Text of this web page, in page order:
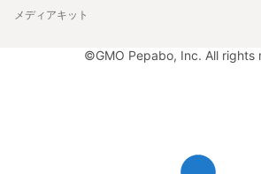
メディアキット
©GMO Pepabo, Inc. All rights